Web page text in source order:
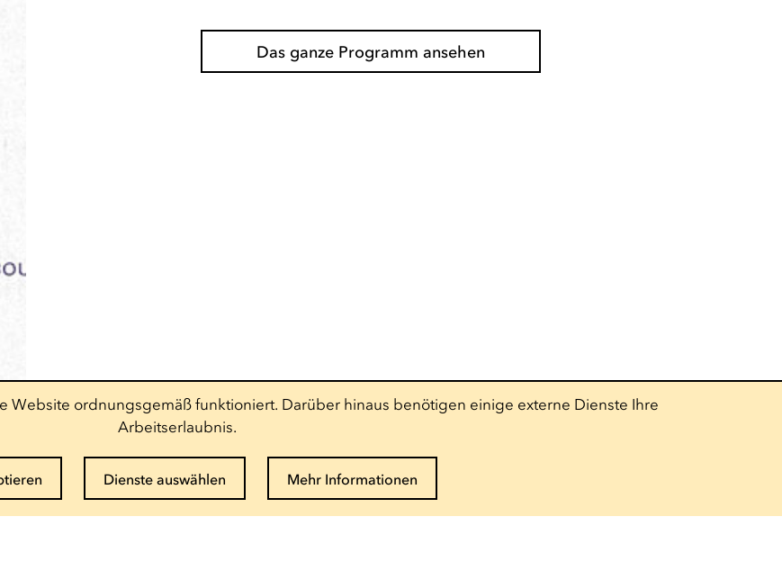
Das ganze Programm ansehen
Website ordnungsgemäß funktioniert. Darüber hinaus benötigen einige externe Dienste Ihre
Arbeitserlaubnis.
Dienste auswählen Mehr Informationen